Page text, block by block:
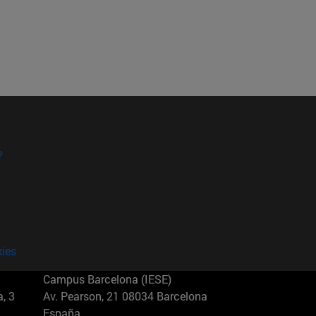
3
Campus Barcelona (IESE)
Av. Pearson, 21 08034 Barcelona
España